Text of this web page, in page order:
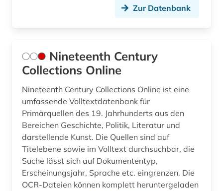
Zur Datenbank
Nineteenth Century
Collections Online
Nineteenth Century Collections Online ist eine
umfassende Volltextdatenbank für
Primärquellen des 19. Jahrhunderts aus den
Bereichen Geschichte, Politik, Literatur und
darstellende Kunst. Die Quellen sind auf
Titelebene sowie im Volltext durchsuchbar, die
Suche lässt sich auf Dokumententyp,
Erscheinungsjahr, Sprache etc. eingrenzen. Die
OCR-Dateien können komplett heruntergeladen